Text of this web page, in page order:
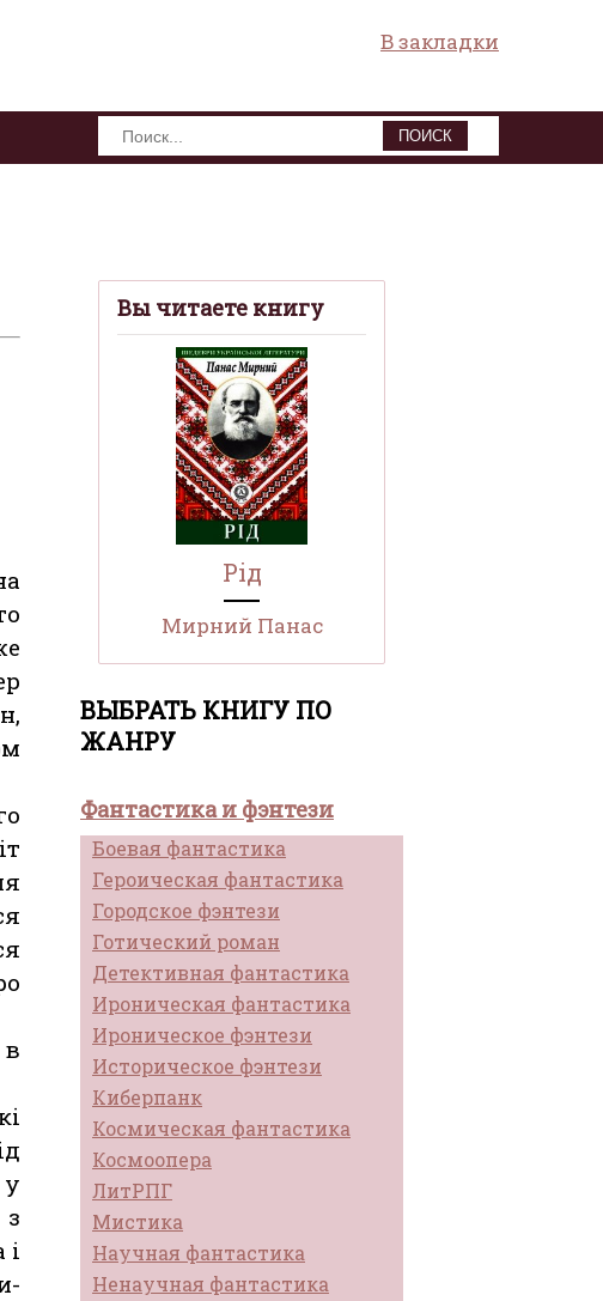
В закладки
ПОИСК
Вы читаете книгу
Рід
Мирний Панас
ВЫБРАТЬ КНИГУ ПО
ЖАНРУ
Фантастика и фэнтези
Боевая фантастика
Героическая фантастика
Городское фэнтези
Готический роман
Детективная фантастика
Ироническая фантастика
Ироническое фэнтези
Историческое фэнтези
Киберпанк
Космическая фантастика
Космоопера
ЛитРПГ
Мистика
Научная фантастика
Ненаучная фантастика
і